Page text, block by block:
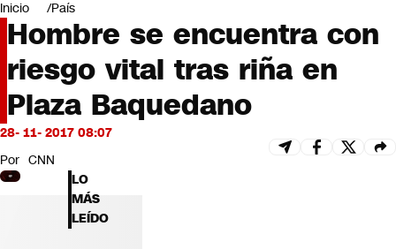
Negocios
Deportes
Programas completos
Cultura
Servicios
Bits
CNN tiempo
Futuro 360
Opinión
Inicio País
Hombre se encuentra con
riesgo vital tras riña en
Plaza Baquedano
28- 11- 2017 08:07
Por CNN
LO
MÁS
LEÍDO